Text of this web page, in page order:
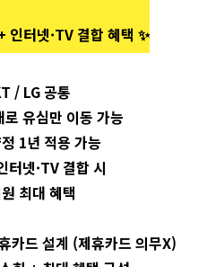
인터넷·TV 결합 혜택 ✨
/ LG 공통
유심만 이동 가능
1년 적용 가능
넷·TV 결합 시
최대 혜택
카드 설계 (제휴카드 의무X)